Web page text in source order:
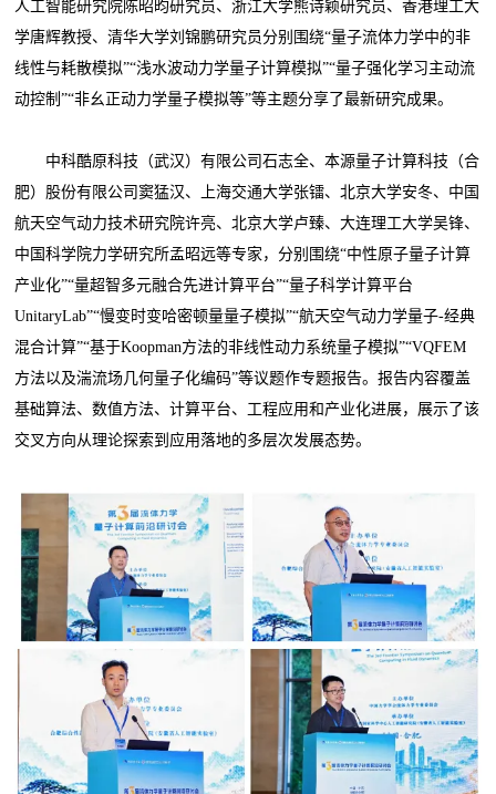
人工智能研究院陈昭昀研究员、浙江大学熊诗颖研究员、香港理工大
学唐辉教授、清华大学刘锦鹏研究员分别围绕“量子流体力学中的非
线性与耗散模拟”“浅水波动力学量子计算模拟”“量子强化学习主动流
动控制”“非幺正动力学量子模拟等”等主题分享了最新研究成果。
中科酷原科技（武汉）有限公司石志全、本源量子计算科技（合
肥）股份有限公司窦猛汉、上海交通大学张镭、北京大学安冬、中国
航天空气动力技术研究院许亮、北京大学卢臻、大连理工大学吴锋、
中国科学院力学研究所孟昭远等专家，分别围绕“中性原子量子计算
产业化”“量超智多元融合先进计算平台”“量子科学计算平台
UnitaryLab”“慢变时变哈密顿量量子模拟”“航天空气动力学量子-经典
混合计算”“基于Koopman方法的非线性动力系统量子模拟”“VQFEM
方法以及湍流场几何量子化编码”等议题作专题报告。报告内容覆盖
基础算法、数值方法、计算平台、工程应用和产业化进展，展示了该
交叉方向从理论探索到应用落地的多层次发展态势。